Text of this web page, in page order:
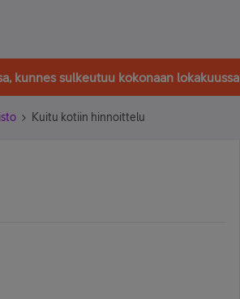
kunnes sulkeutuu kokonaan lokakuussa
Kuitu kotiin hinnoittelu